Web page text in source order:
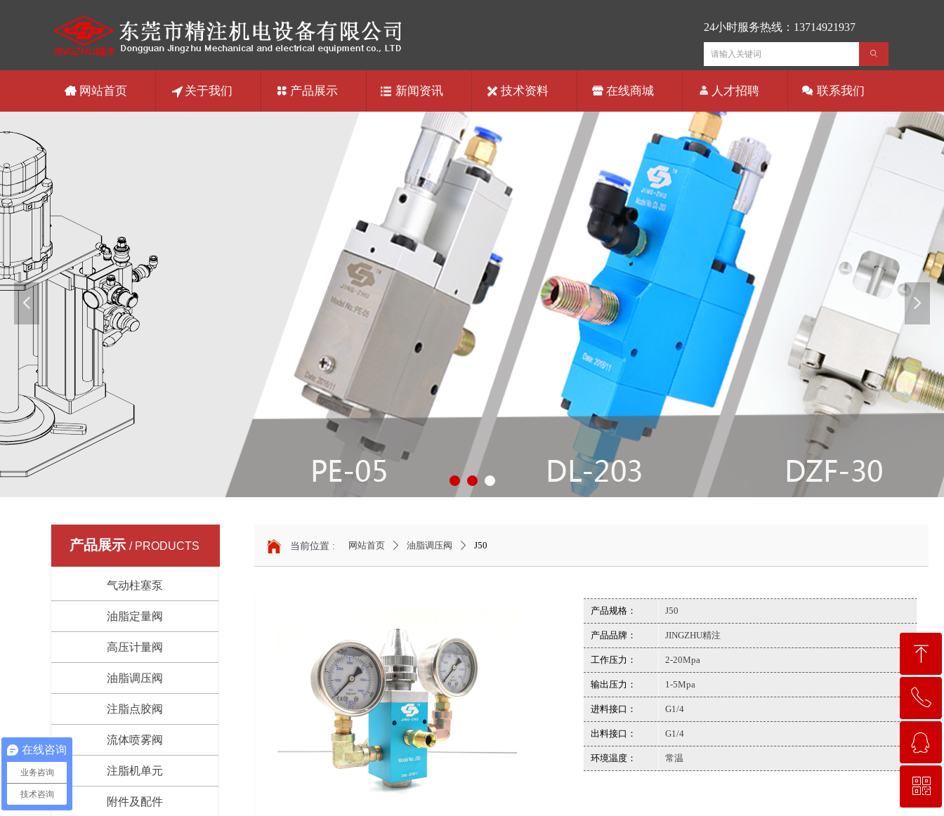
넳 넲
网站首页 关于我们 产品展示 新闻资讯 技术资料 在线商城 人才招聘 联系我们
ꄙ
24小时服务热线：13714921937
当前位置 : 网站首页 ꄲ 油脂调压阀 ꄲ J50
产品规格： J50
产品品牌： JINGZHU精注
工作压力： 2-20Mpa
输出压力： 1-5Mpa
进料接口： G1/4
出料接口： G1/4
环境温度： 常温
产品展示 / PRODUCTS
气动柱塞泵
油脂定量阀
高压计量阀
油脂调压阀
注脂点胶阀
流体喷雾阀
注脂机单元
附件及配件
ꁸ
回到顶部
ꂅ
ꁗ
QQ客服
ꀥ
在线咨询
业务咨询
技术咨询